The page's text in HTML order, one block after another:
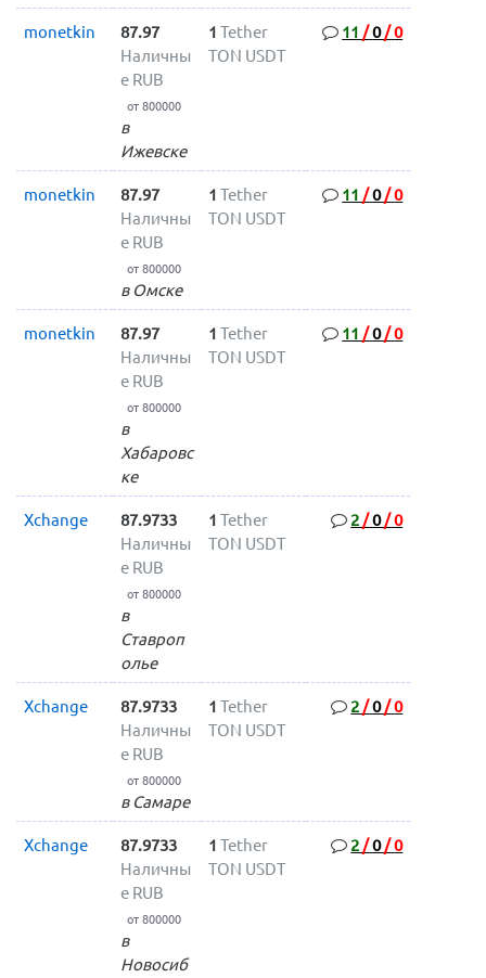
monetkin
87.97
Наличны
е RUB
от 800000
в
Ижевске
1 Tether
TON USDT
11 /0/0
monetkin
87.97
Наличны
е RUB
от 800000
в Омске
1 Tether
TON USDT
11 /0/0
monetkin
87.97
Наличны
е RUB
от 800000
в
Хабаровс
ке
1 Tether
TON USDT
11 /0/0
Xchange
87.9733
Наличны
е RUB
от 800000
в
Ставроп
олье
1 Tether
TON USDT
2 /0/0
Xchange
87.9733
Наличны
е RUB
от 800000
в Самаре
1 Tether
TON USDT
2 /0/0
Xchange
87.9733
Наличны
е RUB
от 800000
в
Новосиб
1 Tether
TON USDT
2 /0/0